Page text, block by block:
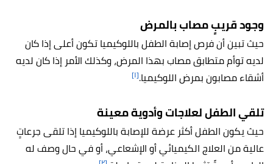
وجود قريبٍ مصاب بالمرض
حيث تبين أن فرص إصابة الطفل باللوكيميا تكون أعلى إذا كان
لديه توأم متطابق مصاب بهذا المرض، وكذلك الأمر إذا كان لديه
أشقاء مصابون بمرض اللوكيميا.[١]
تلقي الطفل لعلاجات وأدوية معينة
حيث يكون الطفل أكثر عرضة للإصابة باللوكيميا إذا تلقى جرعاتٍ
عالية من العلاج الكيميائي أو الإشعاعي، أو في حال وصف له